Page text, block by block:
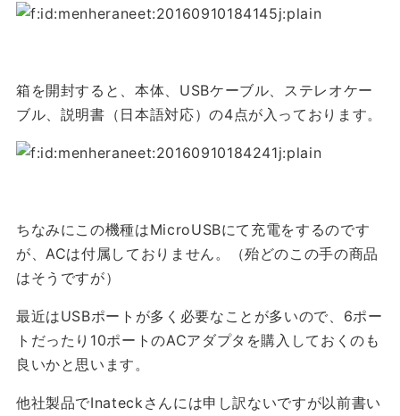
箱を開封すると、本体、USBケーブル、ステレオケー
ブル、説明書（日本語対応）の4点が入っております。
ちなみにこの機種はMicroUSBにて充電をするのです
が、ACは付属しておりません。（殆どのこの手の商品
はそうですが）
最近はUSBポートが多く必要なことが多いので、6ポー
トだったり10ポートのACアダプタを購入しておくのも
良いかと思います。
他社製品でInateckさんには申し訳ないですが以前書い